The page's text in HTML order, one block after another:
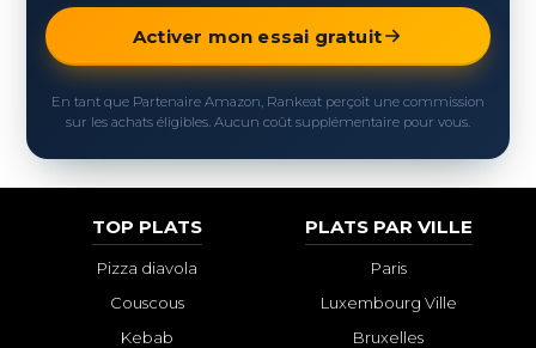
Activer mon essai gratuit
En tant que Partenaire Amazon, Rankeat perçoit une commission
sur les achats éligibles. Aucun coût supplémentaire pour vous.
TOP PLATS
Pizza diavola
Couscous
Kebab
PLATS PAR VILLE
Paris
Luxembourg Ville
Bruxelles